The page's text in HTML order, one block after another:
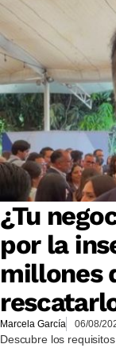
¿Tu
por la
millones
Marcela García 06/08/
Descubre los